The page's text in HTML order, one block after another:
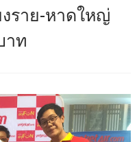
งราย-หาดใหญ่
าท